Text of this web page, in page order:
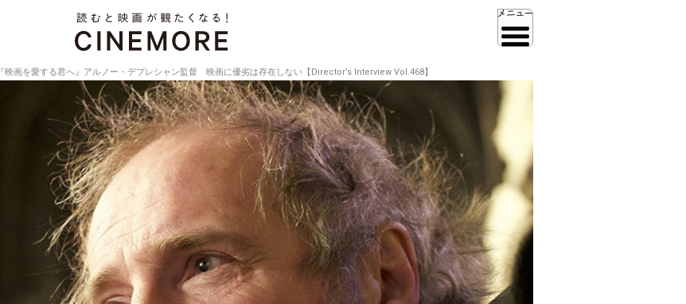
『映画を愛する君へ』アルノー・デプレシャン監督 映画に優劣は存在しない【Director’s Interview Vol.468】